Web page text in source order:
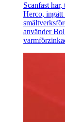
Scanfast
Herco, ingått
använder